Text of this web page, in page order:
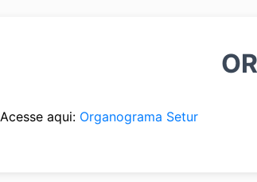
Acesse aqui: Organograma Setur